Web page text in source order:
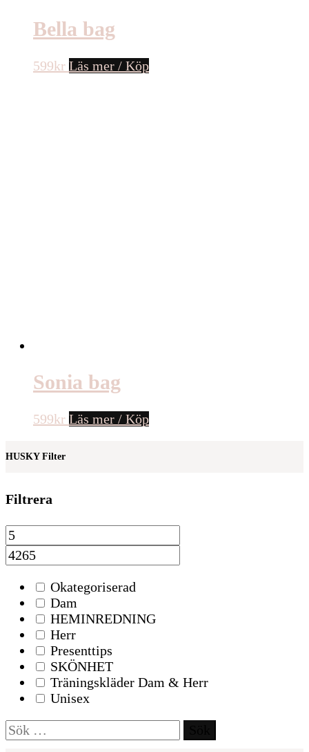
Bella bag
599kr Läs mer / Köp
Sonia bag
599kr Läs mer / Köp
HUSKY Filter
Filtrera
Okategoriserad
Dam
HEMINREDNING
Herr
Presenttips
SKÖNHET
Träningskläder Dam & Herr
Unisex
Sök
efter: